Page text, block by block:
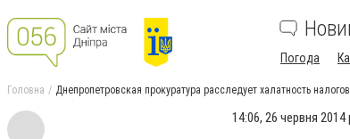
Погода
Головна Днепропетровская прокуратура расследует халатность
14:06, 26 червня 2014